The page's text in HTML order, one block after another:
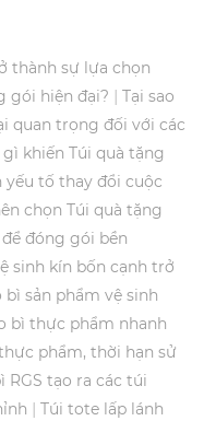
thành sự lựa chọn
gói hiện đại? | Tại sao
quan trọng đối với các
khiến Túi quà tặng
tố thay đổi cuộc
chọn Túi quà tặng
đóng gói bền
sinh kín bốn cạnh trở
sản phẩm vệ sinh
bì thực phẩm nhanh
phẩm, thời hạn sử
RGS tạo ra các túi
| Túi tote lấp lánh